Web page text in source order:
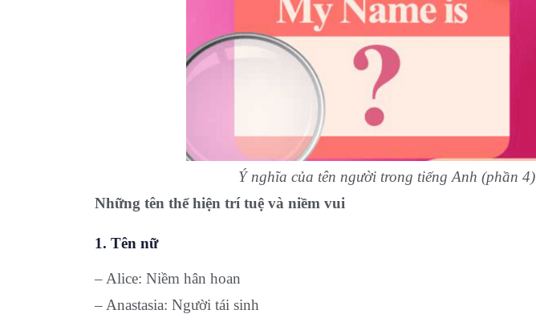
Ý nghĩa của tên người trong tiếng Anh (phần 4)
Những tên thể hiện trí tuệ và niềm vui
1. Tên nữ
– Alice: Niềm hân hoan
– Anastasia: Người tái sinh